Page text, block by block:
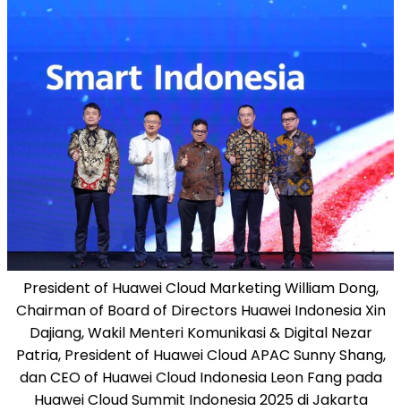
President of Huawei Cloud Marketing William Dong,
Chairman of Board of Directors Huawei Indonesia Xin
Dajiang, Wakil Menteri Komunikasi & Digital Nezar
Patria, President of Huawei Cloud APAC Sunny Shang,
dan CEO of Huawei Cloud Indonesia Leon Fang pada
Huawei Cloud Summit Indonesia 2025 di Jakarta